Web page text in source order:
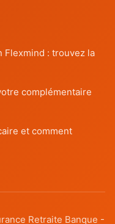
Flexmind : trouvez la
complémentaire
et comment
Retraite Banque -